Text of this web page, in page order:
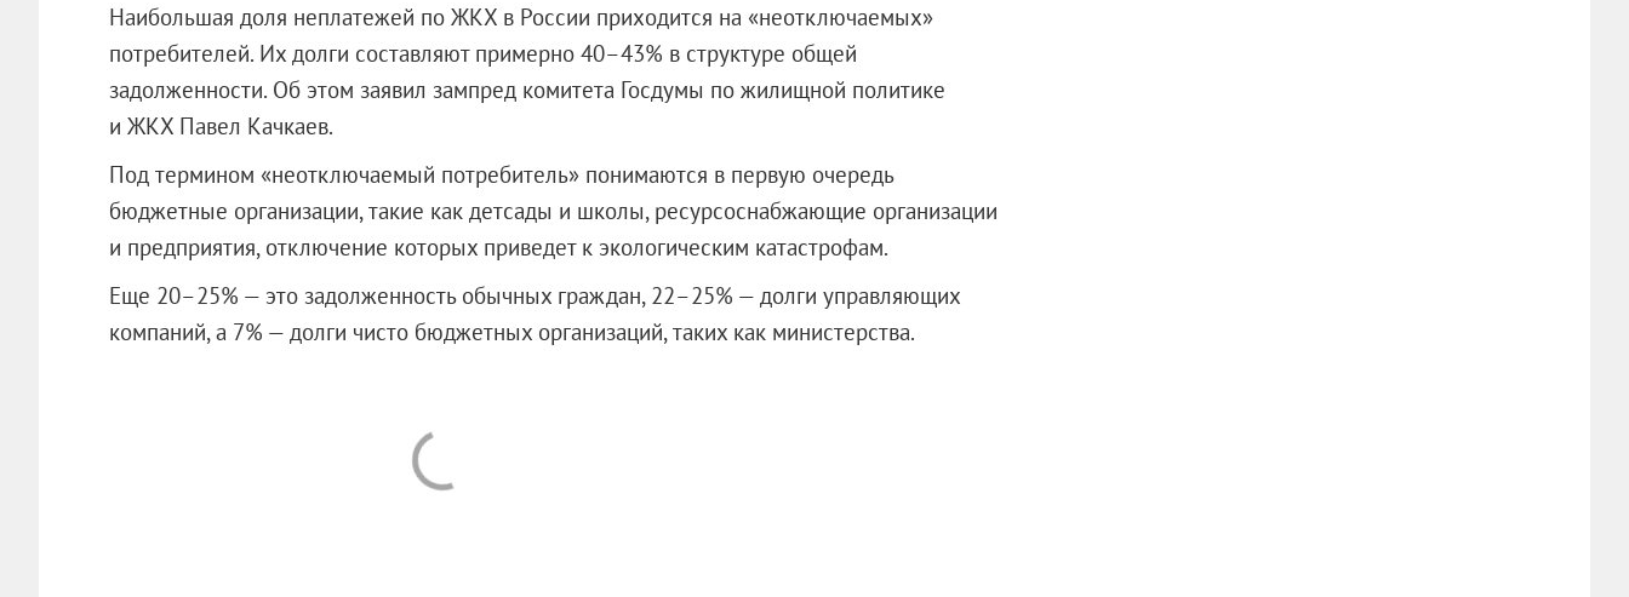
Наибольшая доля неплатежей по ЖКХ в России приходится на «неотключаемых»
потребителей. Их долги составляют примерно 40–43% в структуре общей
задолженности. Об этом заявил зампред комитета Госдумы по жилищной политике
и ЖКХ Павел Качкаев.
Под термином «неотключаемый потребитель» понимаются в первую очередь
бюджетные организации, такие как детсады и школы, ресурсоснабжающие организации
и предприятия, отключение которых приведет к экологическим катастрофам.
Еще 20–25% — это задолженность обычных граждан, 22–25% — долги управляющих
компаний, а 7% — долги чисто бюджетных организаций, таких как министерства.